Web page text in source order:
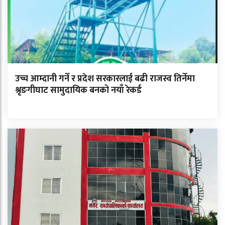
उच्च आम्दानी गर्ने र प्रदेश सरकारलाई बढी राजस्व तिर्नेमा
श्रृङगीघाट सामुदायिक बनको नयाँ रेकर्ड